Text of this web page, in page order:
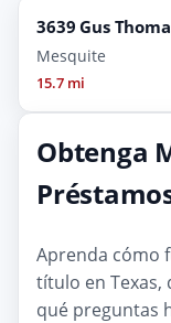
3639 Gus
Mesquite
15.7 mi
Obtenga
Aprenda cómo
título en Texas,
qué preguntas